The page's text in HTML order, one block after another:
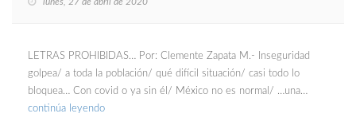
LETRAS PROHIBIDAS… Por: Clemente Zapata M.- Inseguridad
golpea/ a toda la población/ qué difícil situación/ casi todo lo
bloquea… Con covid o ya sin él/ México no es normal/ …una…
continúa leyendo